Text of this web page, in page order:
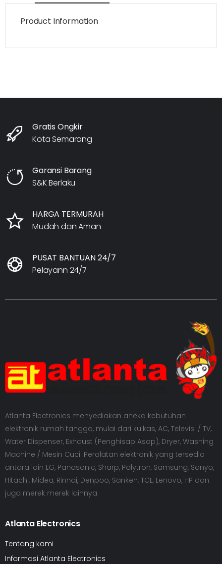
Product Information
Gratis Ongkir
Kota Semarang
Garansi Barang
S&K Berlaku
HARGA TERMURAH
Mudah dan Aman
PUSAT BANTUAN 24/7
Pelayann 24/7
Atlanta Electronics menyediakan aneka kebutuhan
elektronik rumah tangga, mulai dari kulkas, AC, Televisi / TV,
Water Dispenser, Exhaust (Penghisap Asap), Dryer, Washing
Machine / Mesin Cuci. Peralatan elektronik yang tersedia
antara lain LG, Panasonic, Sharp, Polytron, Samsung, Sanyo,
Hitachi, Midea, Rinnai, Denpoo, Sanken, TCL, Lenovo, HP dan
juga merek merek lainnya.
Atlanta Electronics
Tentang kami
Informasi Atlanta Electronics